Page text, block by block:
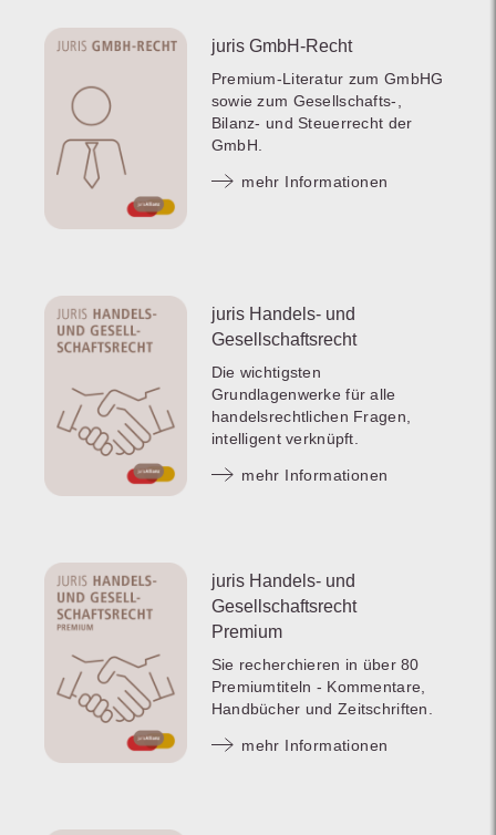
juris GmbH-Recht
Premium-Literatur zum GmbHG
sowie zum Gesellschafts-,
Bilanz- und Steuerrecht der
GmbH.
mehr Informationen
juris Handels- und
Gesellschaftsrecht
Die wichtigsten
Grundlagenwerke für alle
handelsrechtlichen Fragen,
intelligent verknüpft.
mehr Informationen
juris Handels- und
Gesellschaftsrecht
Premium
Sie recherchieren in über 80
Premiumtiteln - Kommentare,
Handbücher und Zeitschriften.
mehr Informationen